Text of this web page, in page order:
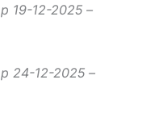
19-12-2025 –
24-12-2025 –